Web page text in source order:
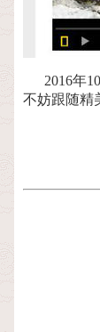
2016年10
不妨跟随精